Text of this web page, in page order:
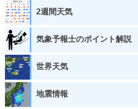
2週間天気
気象予報士のポイント解説
世界天気
地震情報